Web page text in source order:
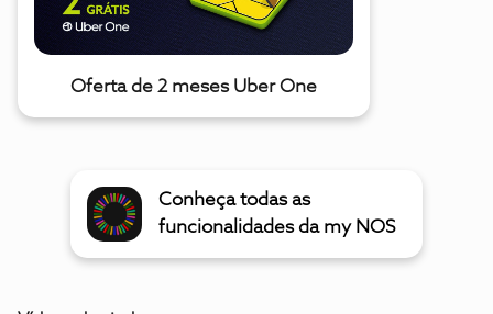
Oferta de 2 meses Uber One
Conheça todas as
funcionalidades da my NOS